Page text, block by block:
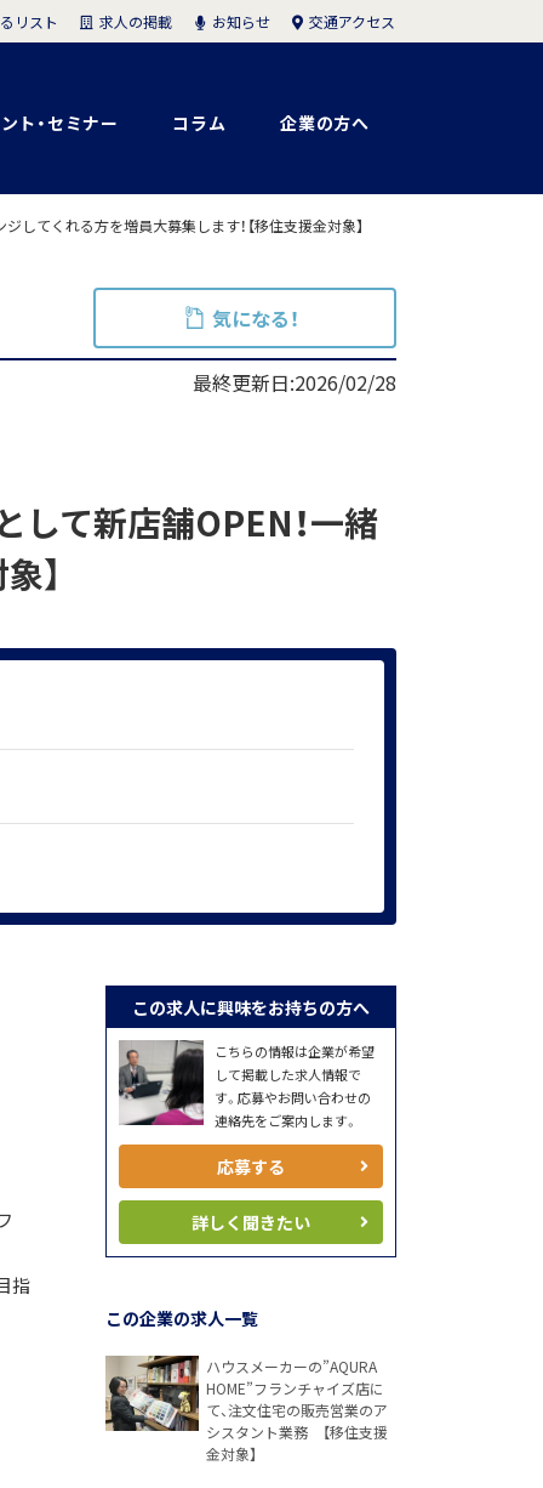
ト・セミナー コラム 企業の方へ
リスト 求人の掲載 お知らせ 交通アクセス
てくれる方を増員大募集します！【移住支援金対象】
気になる！
最終更新日:2026/02/28
て新店舗OPEN！一緒
】
指
この求人に興味をお持ちの方へ
こちらの情報は企業が希望
して掲載した求人情報で
す。応募やお問い合わせの
連絡先をご案内します。
応募する
詳しく聞きたい
この企業の求人一覧
ハウスメーカーの”AQURA
HOME”フランチャイズ店に
て、注文住宅の販売営業のア
シスタント業務 【移住支援
金対象】